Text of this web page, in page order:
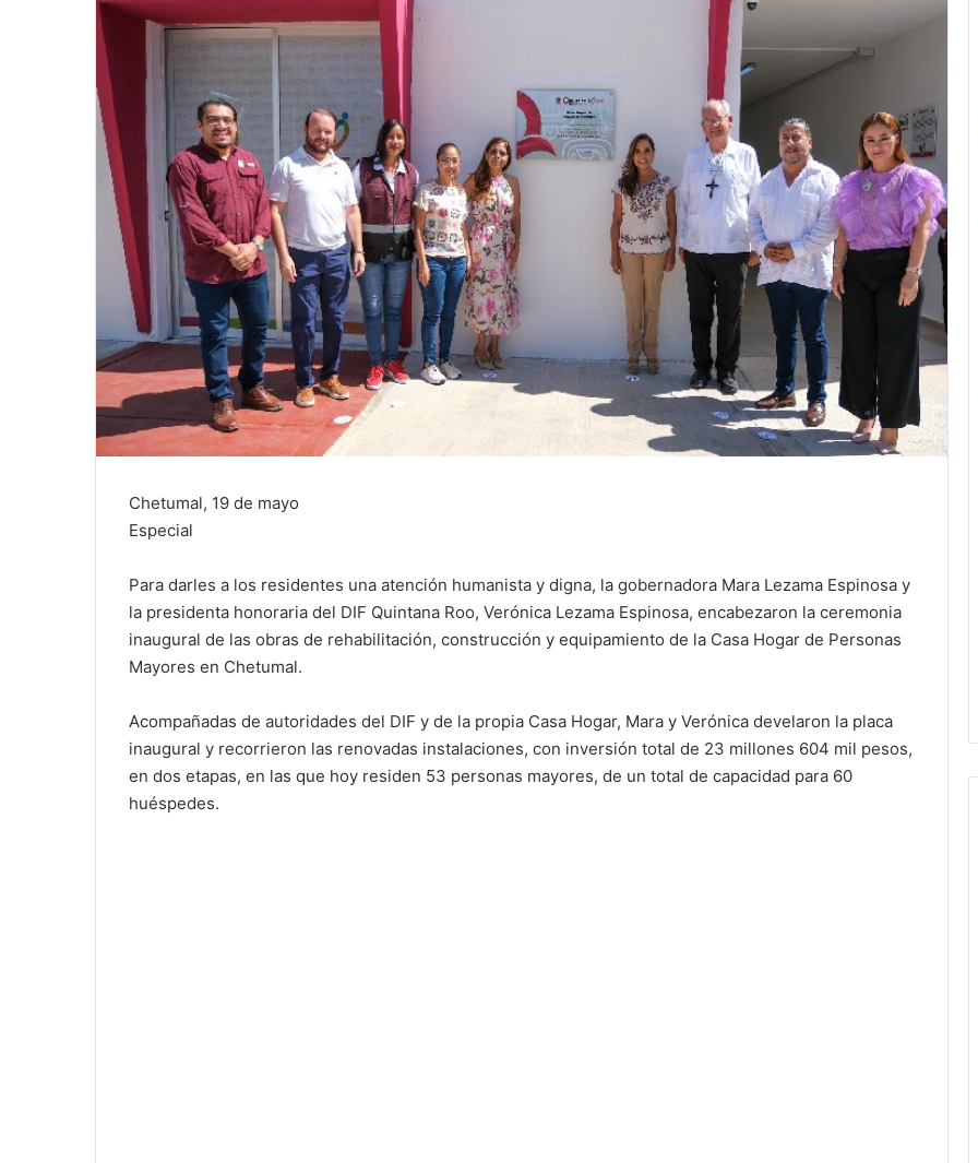
Chetumal, 19 de mayo
Especial
Para darles a los residentes una atención humanista y digna, la gobernadora Mara Lezama Espinosa y
la presidenta honoraria del DIF Quintana Roo, Verónica Lezama Espinosa, encabezaron la ceremonia
inaugural de las obras de rehabilitación, construcción y equipamiento de la Casa Hogar de Personas
Mayores en Chetumal.
Acompañadas de autoridades del DIF y de la propia Casa Hogar, Mara y Verónica develaron la placa
inaugural y recorrieron las renovadas instalaciones, con inversión total de 23 millones 604 mil pesos,
en dos etapas, en las que hoy residen 53 personas mayores, de un total de capacidad para 60
huéspedes.